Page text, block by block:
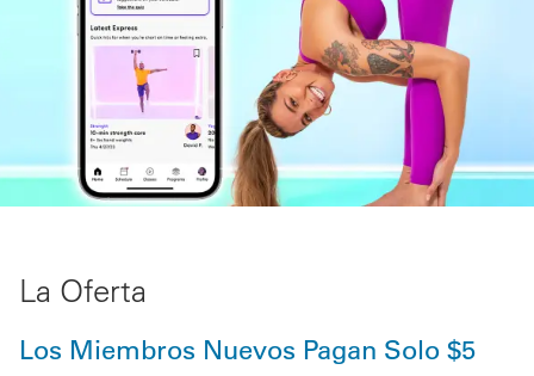
La Oferta
Los Miembros Nuevos Pagan Solo $5